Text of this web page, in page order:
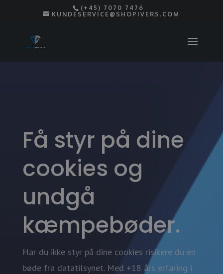
(+45) 7070 7476
KUNDESERVICE@SHOPIVERS.COM
Få styr på dine
cookies og
undgå
kæmpebøder.
Har du ikke styr på dine cookies risikere du en
bøde fra datatilsynet. Med +18 års erfaring i